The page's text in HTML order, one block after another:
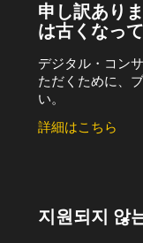
申し訳あり
は古くなっ
デジタル・コン
ただくために、
い。
詳細はこちら
지원되지 않